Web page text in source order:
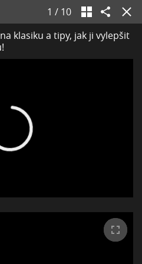
1 / 10
klasiku a tipy, jak ji vylepšit